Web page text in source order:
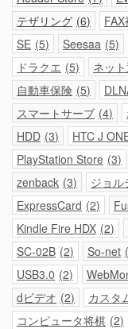
テザリング 6
SE 5 Seesaa 5
ドラクエ 5 ネッ
自動車保険 5
スマートサーブ 4
HDD 3 HTC J
PlayStation Store 3
zenback 3 ジョル
ExpressCard 2
Kindle Fire HDX 2
SC-02B 2 So-net
USB3.0 2
dビデオ 2 カスタ
コンピュータ将棋 2